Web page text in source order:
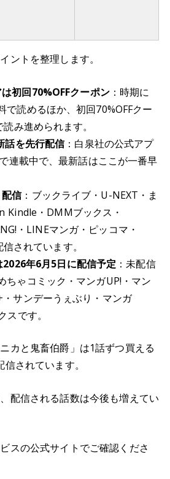
ントを整理します。
初回70%OFFクーポン：時期に
で読めるほか、初回70%OFFクー
み進められます。
話を先行配信：白泉社の公式アプ
連載中で、最新話はここが一番早
信：ブックライブ・U-NEXT・ま
Kindle・DMMブックス・
・LINEマンガ・ピッコマ・
されています。
2026年6月5日に配信予定 ：未配信
ちゃコミック・マンガUP!・マン
サンデーうぇぶり・マンガ
です。
カと鬼畜伯爵」は1話ずつ買える
されています。
配信される話数は今後も増えてい
スの公式サイトでご確認くださ